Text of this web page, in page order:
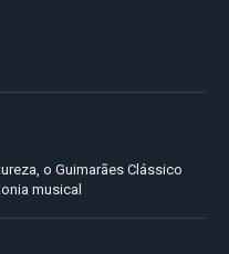
o Guimarães Clássico
musical